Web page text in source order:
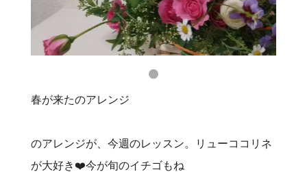
春が来たのアレンジ
のアレンジが、今週のレッスン。リューココリネ
が大好き❤️今が旬のイチゴもね